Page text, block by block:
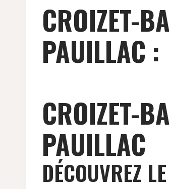
CROIZET-
PAUILLAC :
CROIZET-
PAUILLAC
DÉCOUVREZ